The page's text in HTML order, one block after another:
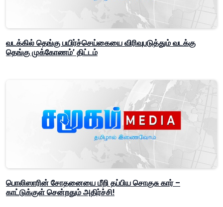
வடக்கில் தெங்கு பயிர்ச்செய்கையை விரிவுபடுத்தும் வடக்கு
தெங்கு முக்கோணம்’ திட்டம்
பொலிஸாரின் சோதனையை மீறி தப்பிய சொகுசு கார் –
காட்டுக்குள் சென்றதும் அதிர்ச்சி!